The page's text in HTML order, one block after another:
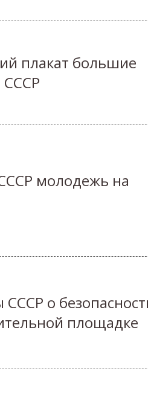
плакат большие
СССР
молодежь на
СССР о
площадке